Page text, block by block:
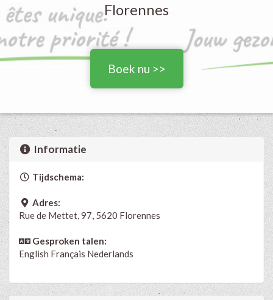
Florennes
Boek nu >>
Informatie
Tijdschema:
Adres:
Rue de Mettet, 97, 5620 Florennes
Gesproken talen:
English Français Nederlands